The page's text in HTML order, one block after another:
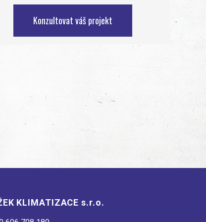
Konzultovat váš projekt
KLIMATIZACE s.r.o.